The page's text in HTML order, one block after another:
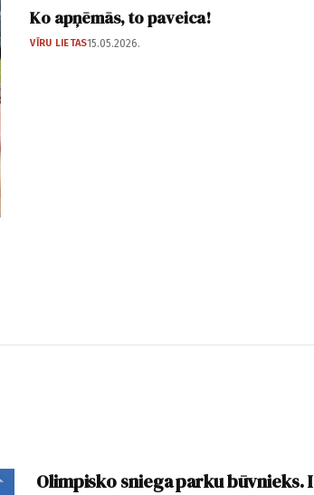
Ko apņēmās, to paveica!
VĪRU LIETAS15.05.2026.
Olimpisko sniega parku būvnieks. I